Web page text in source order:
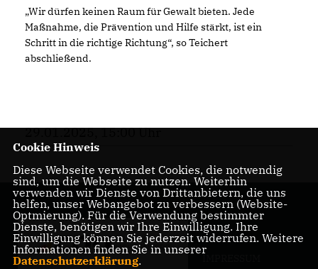
Wir dürfen keinen Raum für Gewalt bieten. Jede
Maßnahme, die Prävention und Hilfe stärkt, ist ein
Schritt in die richtige Richtung“, so Teichert
abschließend.
29.01.2025, 15:00 Uhr
Cookie Hinweis
Diese Webseite verwendet Cookies, die notwendig
sind, um die Webseite zu nutzen. Weiterhin
verwenden wir Dienste von Drittanbietern, die uns
helfen, unser Webangebot zu verbessern (Website-
Optmierung). Für die Verwendung bestimmter
Dienste, benötigen wir Ihre Einwilligung. Ihre
Einwilligung können Sie jederzeit widerrufen. Weitere
Informationen finden Sie in unserer
Datenschutzerklärung.